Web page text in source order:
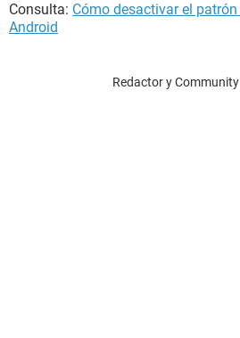
Consulta: Cómo desactivar el
Android
Redactor y